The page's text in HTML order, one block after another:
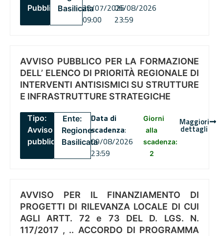
PubblicoBasilicata22/07/2026
09:00
06/08/2026
23:59
AVVISO PUBBLICO PER LA FORMAZIONE
DELL’ ELENCO DI PRIORITÀ REGIONALE DI
INTERVENTI ANTISISMICI SU STRUTTURE
E INFRASTRUTTURE STRATEGICHE
Tipo:
Avviso
pubblico
Ente:
Regione
Basilicata
Data di
scadenza:
09/08/2026
23:59
Giorni
alla
scadenza:
2
Maggiori
dettagli
AVVISO PER IL FINANZIAMENTO DI
PROGETTI DI RILEVANZA LOCALE DI CUI
AGLI ARTT. 72 e 73 DEL D. LGS. N.
117/2017 , .. ACCORDO DI PROGRAMMA